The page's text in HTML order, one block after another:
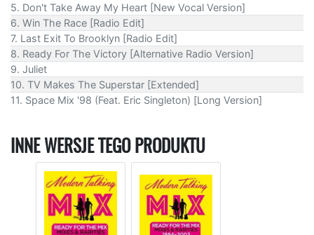
5. Don't Take Away My Heart [New Vocal Version]
6. Win The Race [Radio Edit]
7. Last Exit To Brooklyn [Radio Edit]
8. Ready For The Victory [Alternative Radio Version]
9. Juliet
10. TV Makes The Superstar [Extended]
11. Space Mix '98 (Feat. Eric Singleton) [Long Version]
INNE WERSJE TEGO PRODUKTU